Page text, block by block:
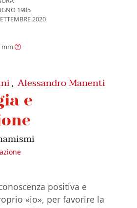
1985
2020
mm
, Alessandro Manenti
e
positiva e
«io», per favorire la